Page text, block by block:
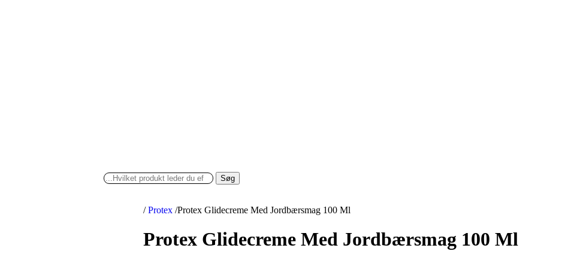
Søg
/ Protex /Protex Glidecreme Med Jordbærsmag 100 Ml
Protex Glidecreme Med Jordbærsmag 100 Ml